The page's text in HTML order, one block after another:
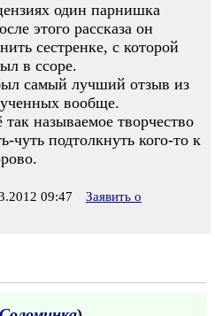
один парнишка
этого рассказа он
сестренке, с которой
в ссоре.
самый лучший отзыв из
вообще.
так называемое творчество
чуть подтолкнуть кого-то к
09:47
Заявить о